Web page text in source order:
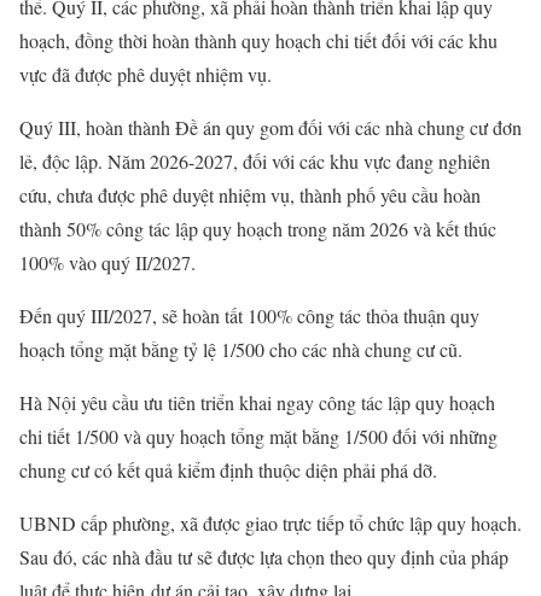
thể. Quý II, các phường, xã phải hoàn thành triển khai lập quy
hoạch, đồng thời hoàn thành quy hoạch chi tiết đối với các khu
vực đã được phê duyệt nhiệm vụ.
Quý III, hoàn thành Đề án quy gom đối với các nhà chung cư đơn
lẻ, độc lập. Năm 2026-2027, đối với các khu vực đang nghiên
cứu, chưa được phê duyệt nhiệm vụ, thành phố yêu cầu hoàn
thành 50% công tác lập quy hoạch trong năm 2026 và kết thúc
100% vào quý II/2027.
Đến quý III/2027, sẽ hoàn tất 100% công tác thỏa thuận quy
hoạch tổng mặt bằng tỷ lệ 1/500 cho các nhà chung cư cũ.
Hà Nội yêu cầu ưu tiên triển khai ngay công tác lập quy hoạch
chi tiết 1/500 và quy hoạch tổng mặt bằng 1/500 đối với những
chung cư có kết quả kiểm định thuộc diện phải phá dỡ.
UBND cấp phường, xã được giao trực tiếp tổ chức lập quy hoạch.
Sau đó, các nhà đầu tư sẽ được lựa chọn theo quy định của pháp
luật để thực hiện dự án cải tạo, xây dựng lại.